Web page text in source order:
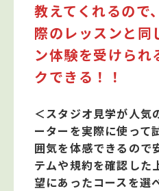
教えてくれるの
際のレッスンと同
ン体験を受けられ
クできる！！
＜スタジオ見学が人
ーターを実際に使っ
囲気を体感できるの
テムや規約を確認し
望にあったコースを選